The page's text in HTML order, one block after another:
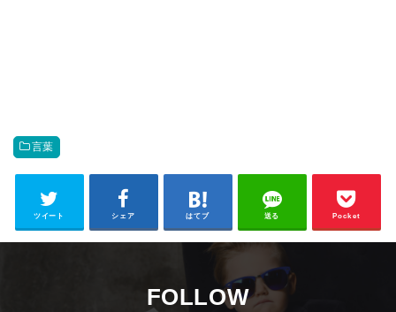
言葉
ツイート シェア はてブ 送る Pocket
FOLLOW